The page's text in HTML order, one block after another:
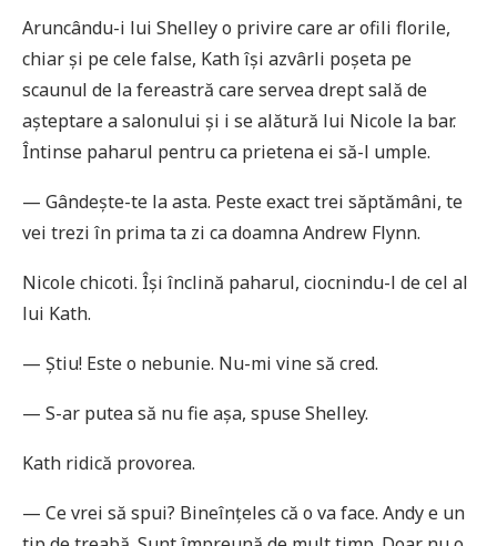
Aruncându-i lui Shelley o privire care ar ofili florile,
chiar și pe cele false, Kath își azvârli poșeta pe
scaunul de la fereastră care servea drept sală de
așteptare a salonului și i se alătură lui Nicole la bar.
Întinse paharul pentru ca prietena ei să-l umple.
— Gândește-te la asta. Peste exact trei săptămâni, te
vei trezi în prima ta zi ca doamna Andrew Flynn.
Nicole chicoti. Își înclină paharul, ciocnindu-l de cel al
lui Kath.
— Știu! Este o nebunie. Nu-mi vine să cred.
— S-ar putea să nu fie așa, spuse Shelley.
Kath ridică provorea.
— Ce vrei să spui? Bineînțeles că o va face. Andy e un